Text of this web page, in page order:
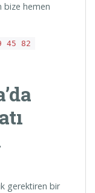
bize hemen
45 82
gerektiren bir